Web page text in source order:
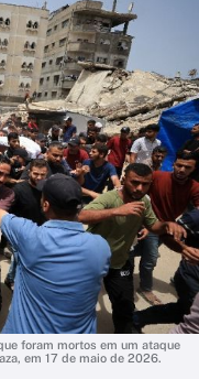
foram mortos em um ataque
em 17 de maio de 2026.